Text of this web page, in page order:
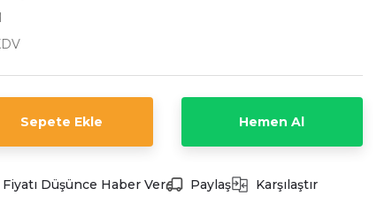
Sepete Ekle Hemen Al
Fiyatı Düşünce Haber Ver Paylaş Karşılaştır